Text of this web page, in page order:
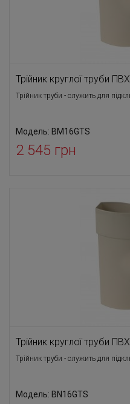
Трійник круглої труби
Трійник труби - служить для
Модель: BM16GTS
2 545 грн
Трійник круглої труби
Трійник труби - служить для
Модель: BN16GTS